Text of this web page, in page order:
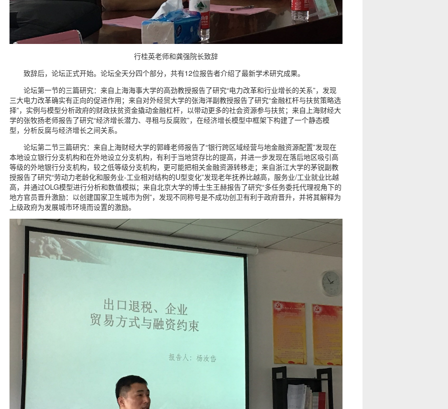
行桂英老师和龚强院长致辞
致辞后，论坛正式开始。论坛全天分四个部分，共有12位报告者介绍了最新学术研究成果。
论坛第一节的三篇研究：来自上海海事大学的高劲教授报告了研究“电力改革和行业增长的关系”，发现
三大电力改革确实有正向的促进作用；来自对外经贸大学的张海洋副教授报告了研究“金融杠杆与扶贫策略选
择”，实例与模型分析政府的财政扶贫资金撬动金融杠杆，以带动更多的社会资源参与扶贫；来自上海财经大
学的张牧扬老师报告了研究“经济增长潜力、寻租与反腐败”，在经济增长模型中框架下构建了一个静态模
型，分析反腐与经济增长之间关系。
论坛第二节三篇研究：来自上海财经大学的郭峰老师报告了“银行跨区域经营与地金融资源配置”发现在
本地设立银行分支机构和在外地设立分支机构，有利于当地贷存比的提高，并进一步发现在落后地区吸引高
等级的外地银行分支机构，较之低等级分支机构，更可能把相关金融资源转移走；来自浙江大学的茅锐副教
授报告了研究“劳动力老龄化和服务业-工业相对结构的U型变化”发现老年抚养比越高，服务业/工业就业比越
高，并通过OLG模型进行分析和数值模拟；来自北京大学的博士生王赫报告了研究“多任务委托代理视角下的
地方官员晋升激励：以创建国家卫生城市为例”，发现不同称号是不成功创卫有利于政府晋升，并将其解释为
上级政府为发展城市环境而设置的激励。